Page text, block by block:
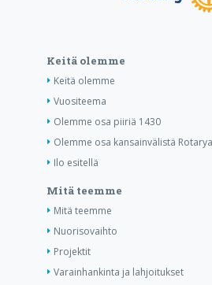
Keitä olemme
Keitä olemme
Vuositeema
Olemme osa piiriä 1430
Olemme osa kansainvälistä Rotarya
Ilo esitellä
Mitä teemme
Mitä teemme
Nuorisovaihto
Projektit
Varainhankinta ja lahjoitukset